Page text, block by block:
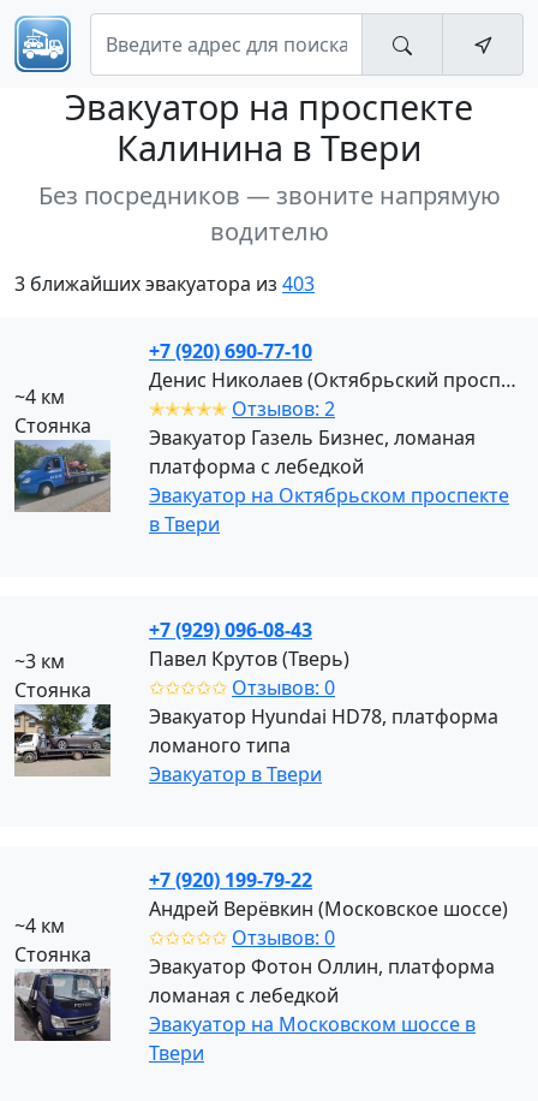
Эвакуатор на проспекте
Калинина в Твери
Без посредников — звоните напрямую
водителю
3 ближайших эвакуатора из 403
~4 км
Стоянка
+7 (920) 690-77-10
Денис Николаев (Октябрьский проспект)
✭✭✭✭✭ Отзывов: 2
Эвакуатор Газель Бизнес, ломаная
платформа с лебедкой
Эвакуатор на Октябрьском проспекте
в Твери
~3 км
Стоянка
+7 (929) 096-08-43
Павел Крутов (Тверь)
✩✩✩✩✩ Отзывов: 0
Эвакуатор Hyundai HD78, платформа
ломаного типа
Эвакуатор в Твери
~4 км
Стоянка
+7 (920) 199-79-22
Андрей Верёвкин (Московское шоссе)
✩✩✩✩✩ Отзывов: 0
Эвакуатор Фотон Оллин, платформа
ломаная с лебедкой
Эвакуатор на Московском шоссе в
Твери